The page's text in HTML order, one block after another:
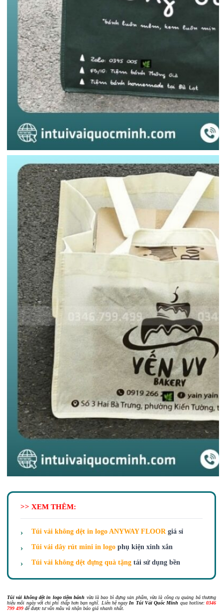
>> XEM THÊM:
Túi vải không dệt in logo ANYWAY FLOORgiá sỉ
Túi vải dây rút mini in logo phụ kiện xinh xắn
Túi vải không dệt đựng quà tặng tái sử dụng bền
Túi vải không dệt in logo tiệm bánh vừa là bao bì đựng sản phẩm, vừa là công cụ quảng bá thương
hiệu mỗi ngày với chi phí thấp hơn bạn nghĩ. Liên hệ ngay In Túi Vải Quốc Minh qua hotline: 0346
799 499 để được tư vấn mẫu và nhận báo giá nhanh nhất.